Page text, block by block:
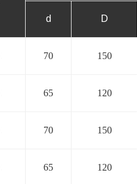
d D
70 150
65 120
70 150
65 120